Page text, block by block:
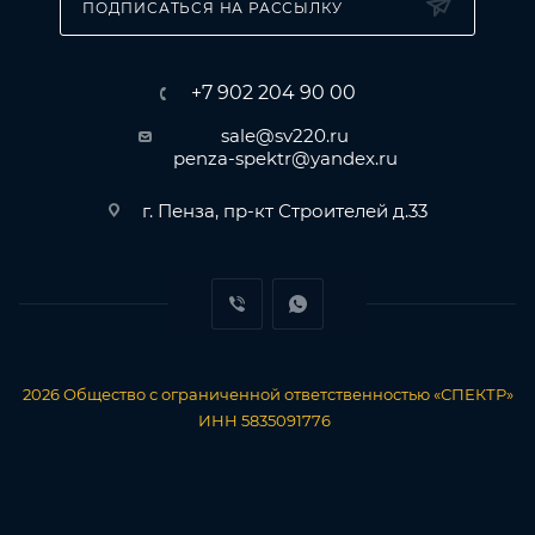
• Расширенные мультиразмерные диапазоны
• Опрессовка проводника поверх изолирующей
ПОДПИСАТЬСЯ НА РАССЫЛКУ
+7 902 204 90 00
sale@sv220.ru
penza-spektr@yandex.ru
г. Пенза, пр-кт Строителей д.33
2026 Общество с ограниченной ответственностью «СПЕКТР»
ИНН 5835091776